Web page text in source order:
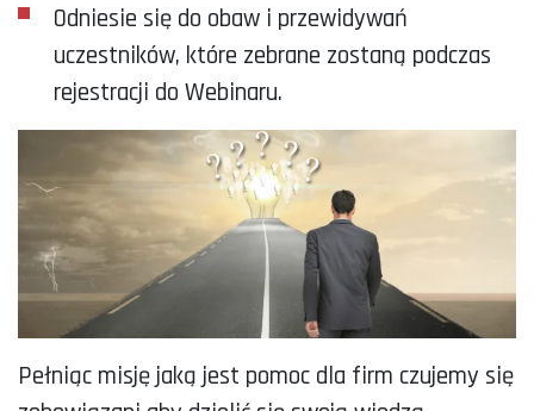
Odniesie się do obaw i przewidywań
uczestników, które zebrane zostaną podczas
rejestracji do Webinaru.
Pełniąc misję jaką jest pomoc dla firm czujemy się